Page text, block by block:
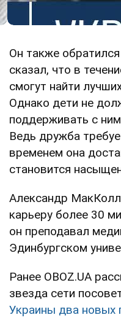
Он также
сказал, что в
смогут найти
Однако дети не
поддерживать с
Ведь дружба
временем она
становится
Александр
карьеру более 30
он преподавал
Эдинбургском
Ранее OBOZ.UA
звезда сети
Украины два новых